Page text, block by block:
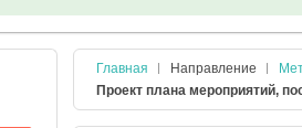
Главная Направление
Проект плана мероприятий,